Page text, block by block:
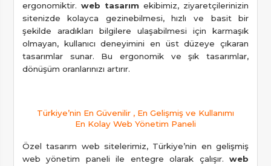
ergonomiktir. web tasarımekibimiz, ziyaretçilerinizin
sitenizde kolayca gezinebilmesi, hızlı ve basit bir
şekilde aradıkları bilgilere ulaşabilmesi için karmaşık
olmayan, kullanıcı deneyimini en üst düzeye çıkaran
tasarımlar sunar. Bu ergonomik ve şık tasarımlar,
dönüşüm oranlarınızı artırır.
Türkiye’nin En Güvenilir , En Gelişmiş ve Kullanımı
En Kolay Web Yönetim Paneli
Özel tasarım web sitelerimiz, Türkiye’nin en gelişmiş
web yönetim paneli ile entegre olarak çalışır.web